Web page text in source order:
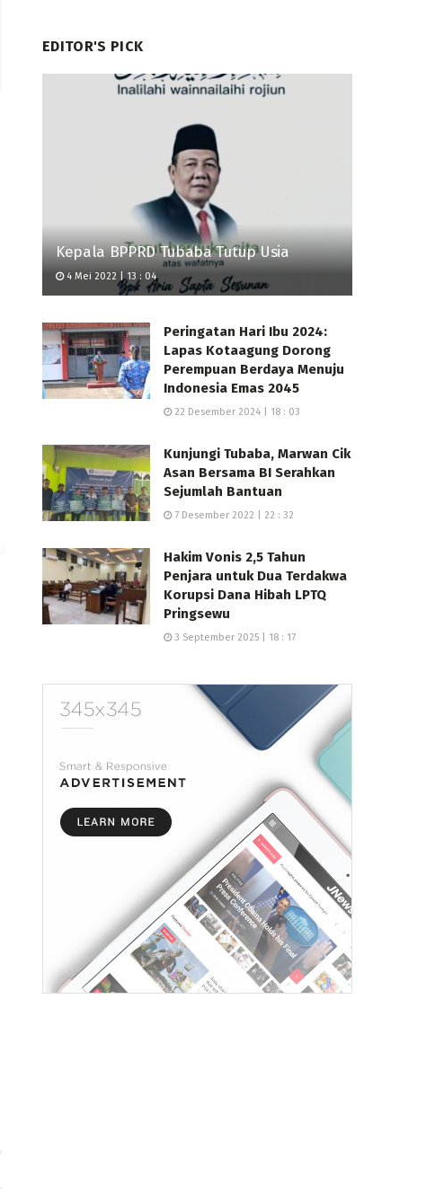
EDITOR'S PICK
Kepala BPPRD Tubaba Tutup Usia
4 Mei 2022 | 13 : 04
Peringatan Hari Ibu 2024:
Lapas Kotaagung Dorong
Perempuan Berdaya Menuju
Indonesia Emas 2045
22 Desember 2024 | 18 : 03
Kunjungi Tubaba, Marwan Cik
Asan Bersama BI Serahkan
Sejumlah Bantuan
7 Desember 2022 | 22 : 32
Hakim Vonis 2,5 Tahun
Penjara untuk Dua Terdakwa
Korupsi Dana Hibah LPTQ
Pringsewu
3 September 2025 | 18 : 17